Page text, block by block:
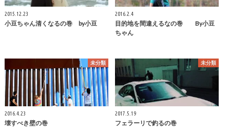
2015.12.23
小豆ちゃん清くなるの巻 by小豆
2016.2.4
目的地を間違えるなの巻 By小豆
ちゃん
未分類
2016.4.23
壊すべき壁の巻
未分類
2017.5.19
フェラーリで釣るの巻